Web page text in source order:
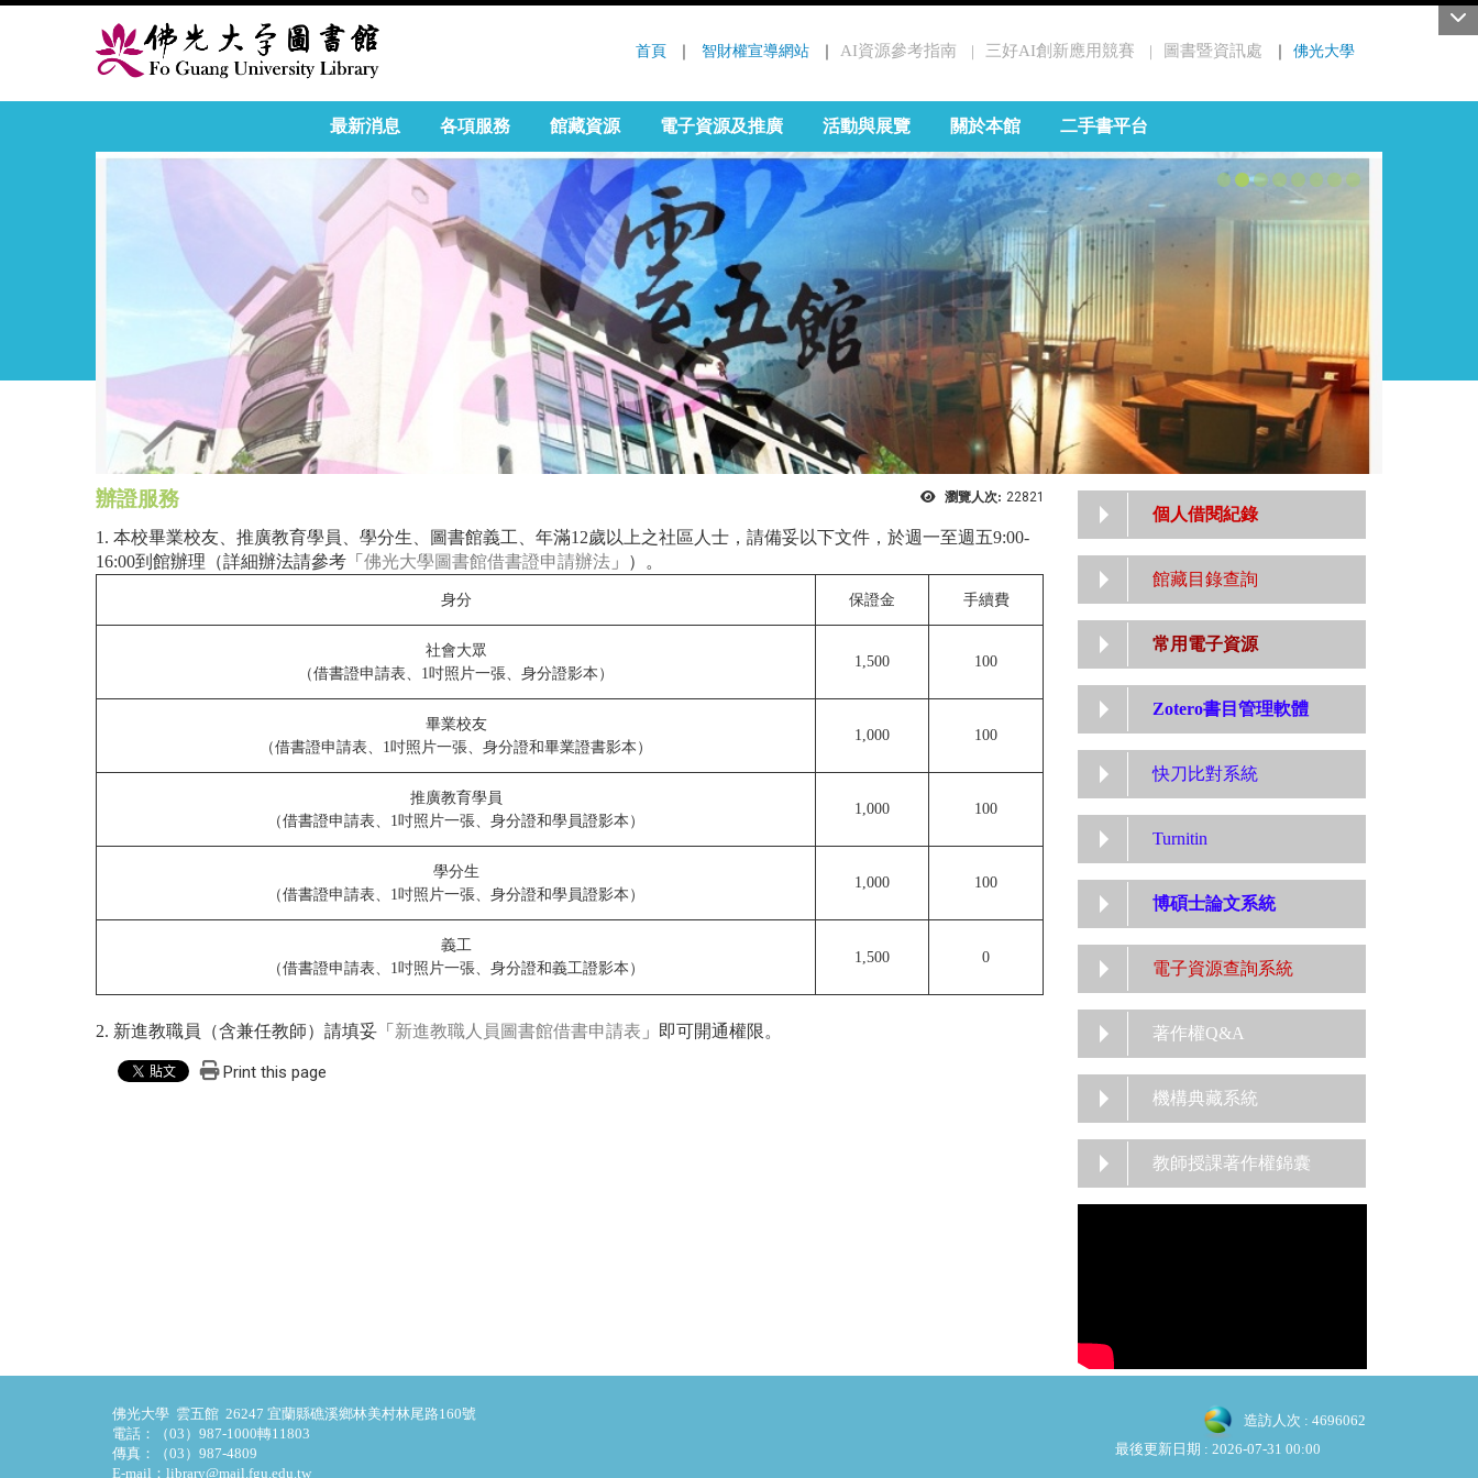
首頁 ｜ 智財權宣導網站 ｜ AI資源參考指南 三好AI創新應用競賽 圖書暨資訊處 ｜ 佛光大學
:::
最新消息 各項服務 館藏資源 電子資源及推廣 活動與展覽 關於本館 二手書平台
瀏覽人次: 22821
辦證服務
1. 本校畢業校友、推廣教育學員、學分生、圖書館義工、年滿12歲以上之社區人士，請備妥以下文件，於週一至週五9:00-
16:00到館辦理（詳細辦法請參考「 佛光大學圖書館借書證申請辦法 」）。
身分 保證金 手續費
社會大眾
（借書證申請表、1吋照片一張、身分證影本）
1,500 100
畢業校友
（借書證申請表、1吋照片一張、身分證和畢業證書影本）
1,000 100
推廣教育學員
（借書證申請表、1吋照片一張、身分證和學員證影本）
1,000 100
學分生
（借書證申請表、1吋照片一張、身分證和學員證影本）
1,000 100
義工
（借書證申請表、1吋照片一張、身分證和義工證影本）
1,500 0
2. 新進教職員（含兼任教師）請填妥「 新進教職人員圖書館借書申請表 」即可開通權限。
Print this page
個人借閱紀錄
館藏目錄查詢
常用電子資源
Zotero書目管理軟體
快刀比對系統
Turnitin
博碩士論文系統
電子資源查詢系統
著作權Q&A
機構典藏系統
教師授課著作權錦囊
佛光大學 雲五館 26247 宜蘭縣礁溪鄉林美村林尾路160號
電話：（03）987-1000轉11803
傳真：（03）987-4809
E-mail：library@mail.fgu.edu.tw
造訪人次 : 4696062
最後更新日期 : 2026-07-31 00:00